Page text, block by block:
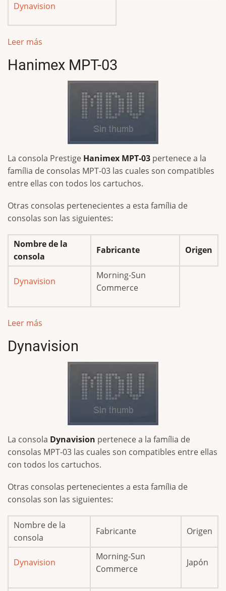
Dynavision
Leer más
Hanimex MPT-03
La consola Prestige Hanimex MPT-03 pertenece a la
família de consolas MPT-03 las cuales son compatibles
entre ellas con todos los cartuchos.
Otras consolas pertenecientes a esta família de
consolas son las siguientes:
Nombre de la
consola
Fabricante Origen
Dynavision
Morning-Sun
Commerce
Leer más
Dynavision
La consola Dynavision pertenece a la família de
consolas MPT-03 las cuales son compatibles entre ellas
con todos los cartuchos.
Otras consolas pertenecientes a esta família de
consolas son las siguientes:
Nombre de la
consola
Fabricante Origen
Dynavision
Morning-Sun
Commerce
Japón